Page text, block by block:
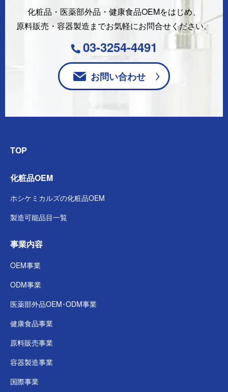
化粧品・医薬部外品・健康食品OEMをはじめ、
原料販売・容器製造までお気軽にお問合せください。
03-3254-4491
お問い合わせ
TOP
化粧品OEM
ホシケミカルズの化粧品OEM
製造可能品目一覧
事業内容
OEM事業
ODM事業
医薬部外品OEM･ODM事業
健康食品事業
原料販売事業
容器製造事業
国際事業